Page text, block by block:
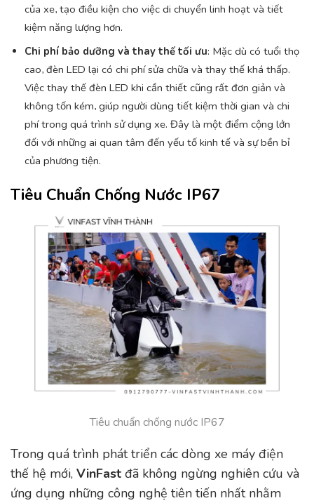
của xe, tạo điều kiện cho việc di chuyển linh hoạt và tiết
kiệm năng lượng hơn.
Chi phí bảo dưỡng và thay thế tối ưu: Mặc dù có tuổi thọ
cao, đèn LED lại có chi phí sửa chữa và thay thế khá thấp.
Việc thay thế đèn LED khi cần thiết cũng rất đơn giản và
không tốn kém, giúp người dùng tiết kiệm thời gian và chi
phí trong quá trình sử dụng xe. Đây là một điểm cộng lớn
đối với những ai quan tâm đến yếu tố kinh tế và sự bền bỉ
của phương tiện.
Tiêu Chuẩn Chống Nước IP67
Tiêu chuẩn chống nước IP67
Trong quá trình phát triển các dòng xe máy điện
thế hệ mới, VinFast đã không ngừng nghiên cứu và
ứng dụng những công nghệ tiên tiến nhất nhằm